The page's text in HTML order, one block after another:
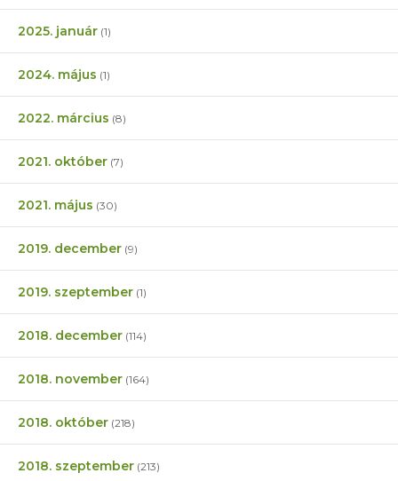
2025. január (1)
2024. május (1)
2022. március (8)
2021. október (7)
2021. május (30)
2019. december (9)
2019. szeptember (1)
2018. december (114)
2018. november (164)
2018. október (218)
2018. szeptember (213)